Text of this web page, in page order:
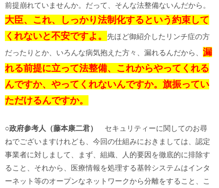
前提崩れていませんか。だって、そんな法整備ないんだから。
大臣、これ、しっかり法制化するという約束して
くれないと不安ですよ。
先ほど御紹介したリンチ症の方
だったりとか、いろんな病気抱えた方々、漏れるんだから、 漏
れる前提に立って法整備、これからやってくれる
んですか、やってくれないんですか。旗振ってい
ただけるんですか。
○政府参考人（藤本康二君） セキュリティーに関してのお尋
ねでございますけれども、今回の仕組みにおきましては、認定
事業者に対しまして、まず、組織、人的要因を徹底的に排除す
ること、それから、医療情報を処理する基幹システムはインタ
ーネット等のオープンなネットワークから分離をすること、こ